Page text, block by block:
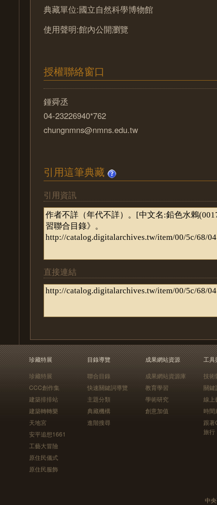
典藏單位:國立自然科學博物館
使用聲明:館內公開瀏覽
授權聯絡窗口
鍾舜丞
04-23226940*762
chungnmns@nmns.edu.tw
引用這筆典藏
引用資訊
直接連結
珍藏特展
珍藏特展
CCC創作集
建築排排站
建築轉轉樂
天地宮
安平追想1661
工藝大冒險
原住民儀式
原住民服飾
目錄導覽
聯合目錄
快速關鍵詞導覽
主題分類
典藏機構
進階搜尋
成果網站資源
成果網站資源庫
教育學習
學術研究
創意加值
工具
技術
關鍵
線上
時間
跟
旅行
中